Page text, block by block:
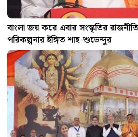
বাংলা জয় করে এবার সংস্কৃতির
পরিকল্পনার ইঙ্গিত শাহ-শুভেন্দুর